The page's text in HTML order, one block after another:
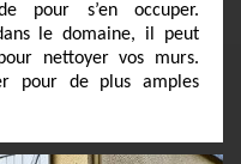
pour s’en occuper.
le domaine, il peut
nettoyer vos murs.
pour de plus amples